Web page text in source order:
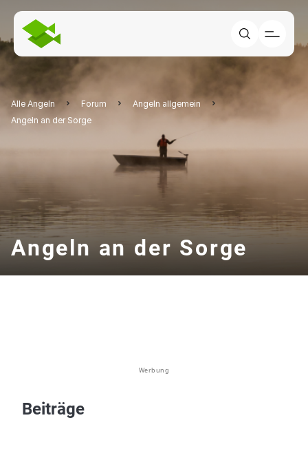
Alle Angeln Forum
Angeln allgemein
Angeln an der Sorge
Angeln an der Sorge
Werbung
Beiträge